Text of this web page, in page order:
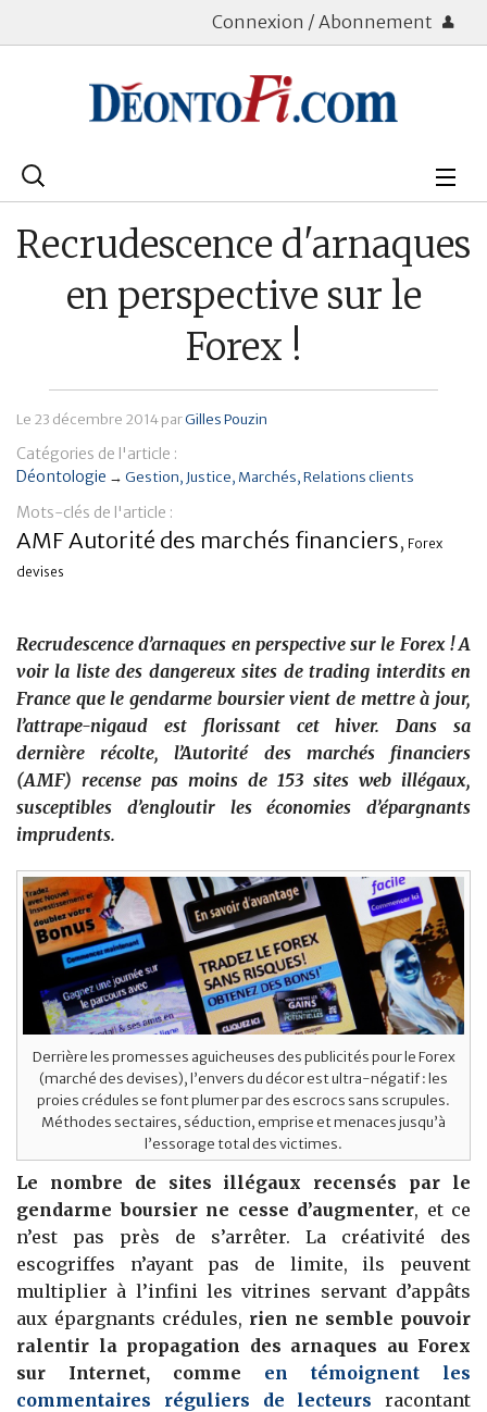
Connexion / Abonnement
Rechercher
Patrimoine
Immobilier
Banque
Recrudescence d'arnaques
en perspective sur le
Forex !
Le 23 décembre 2014parGilles Pouzin
Catégories de l'article :
Déontologie → Gestion Justice Marchés Relations clients
Mots-clés de l'article :
AMF Autorité des marchés financiers, Forex
devises
Recrudescence d’arnaques en perspective sur le Forex ! A
voir la liste des dangereux sites de trading interdits en
France que le gendarme boursier vient de mettre à jour,
l’attrape-nigaud est florissant cet hiver. Dans sa
dernière récolte, l’Autorité des marchés financiers
(AMF) recense pas moins de 153 sites web illégaux,
susceptibles d’engloutir les économies d’épargnants
imprudents.
Derrière les promesses aguicheuses des publicités pour le Forex
(marché des devises), l’envers du décor est ultra-négatif : les
proies crédules se font plumer par des escrocs sans scrupules.
Méthodes sectaires, séduction, emprise et menaces jusqu’à
l’essorage total des victimes.
Le nombre de sites illégaux recensés par le
gendarme boursier ne cesse d’augmenter, et ce
n’est pas près de s’arrêter. La créativité des
escogriffes n’ayant pas de limite, ils peuvent
multiplier à l’infini les vitrines servant d’appâts
aux épargnants crédules, rien ne semble pouvoir
ralentir la propagation des arnaques au Forex
sur Internet, comme en témoignent les
commentaires réguliers de lecteurs racontant